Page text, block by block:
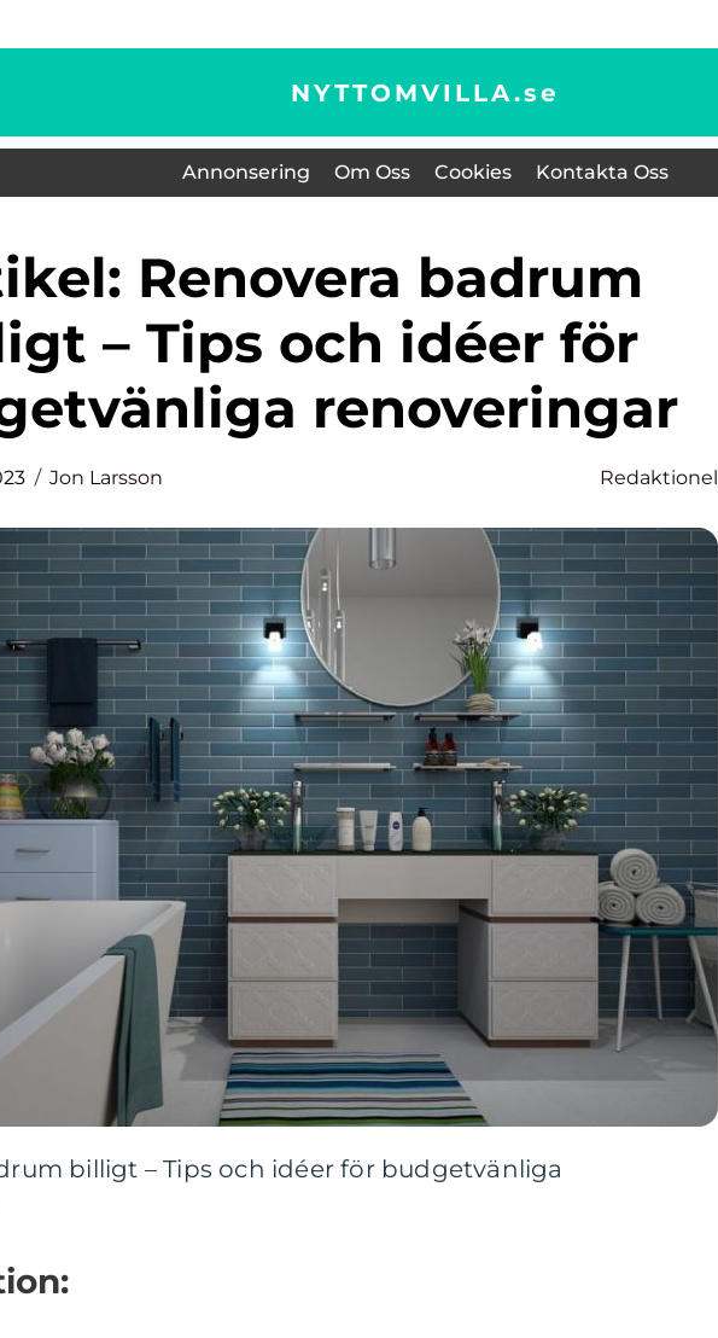
NYTTOMVILLA.se
Annonsering Om Oss Cookies Kontakta Oss
– Tips och idéer för
renoveringar
Jon Larsson Redaktionel
billigt – Tips och idéer för budgetvänliga